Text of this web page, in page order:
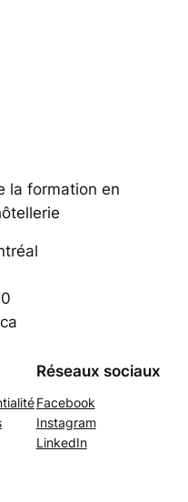
la formation en
Réseaux sociaux
Facebook
Instagram
LinkedIn